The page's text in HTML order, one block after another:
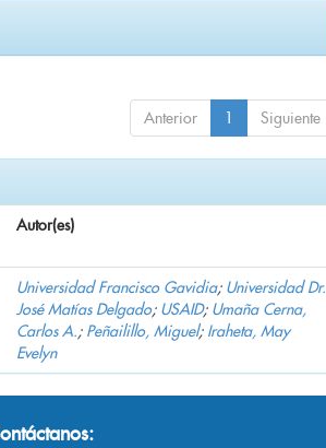
Anterior 1 Siguiente
Autor(es)
Universidad Francisco Gavidia; Universidad Dr.
José Matías Delgado; USAID; Umaña Cerna,
Carlos A.; Peñailillo, Miguel; Iraheta, May
Evelyn